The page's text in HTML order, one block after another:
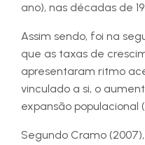
ano), nas décadas de
Assim sendo, foi na
que as taxas de
apresentaram ritmo
vinculado a si, o
expansão populacional
Segundo Cramo (2007),